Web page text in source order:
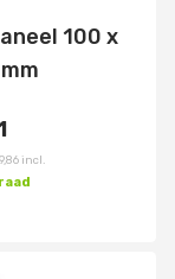
100 x
incl.